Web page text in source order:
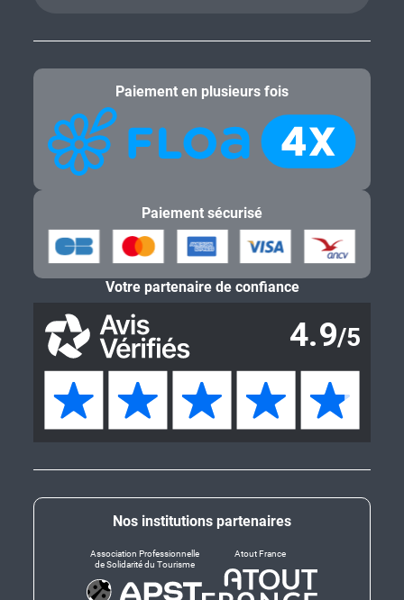
Nos institutions partenaires
Association Professionnelle
de Solidarité du Tourisme
Atout France
Paiement en plusieurs fois
Paiement sécurisé
Votre partenaire de confiance